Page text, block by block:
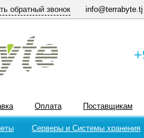
обратный звонок info@terrabyte.tj
Оплата Поставщикам
Серверы и Системы хранения